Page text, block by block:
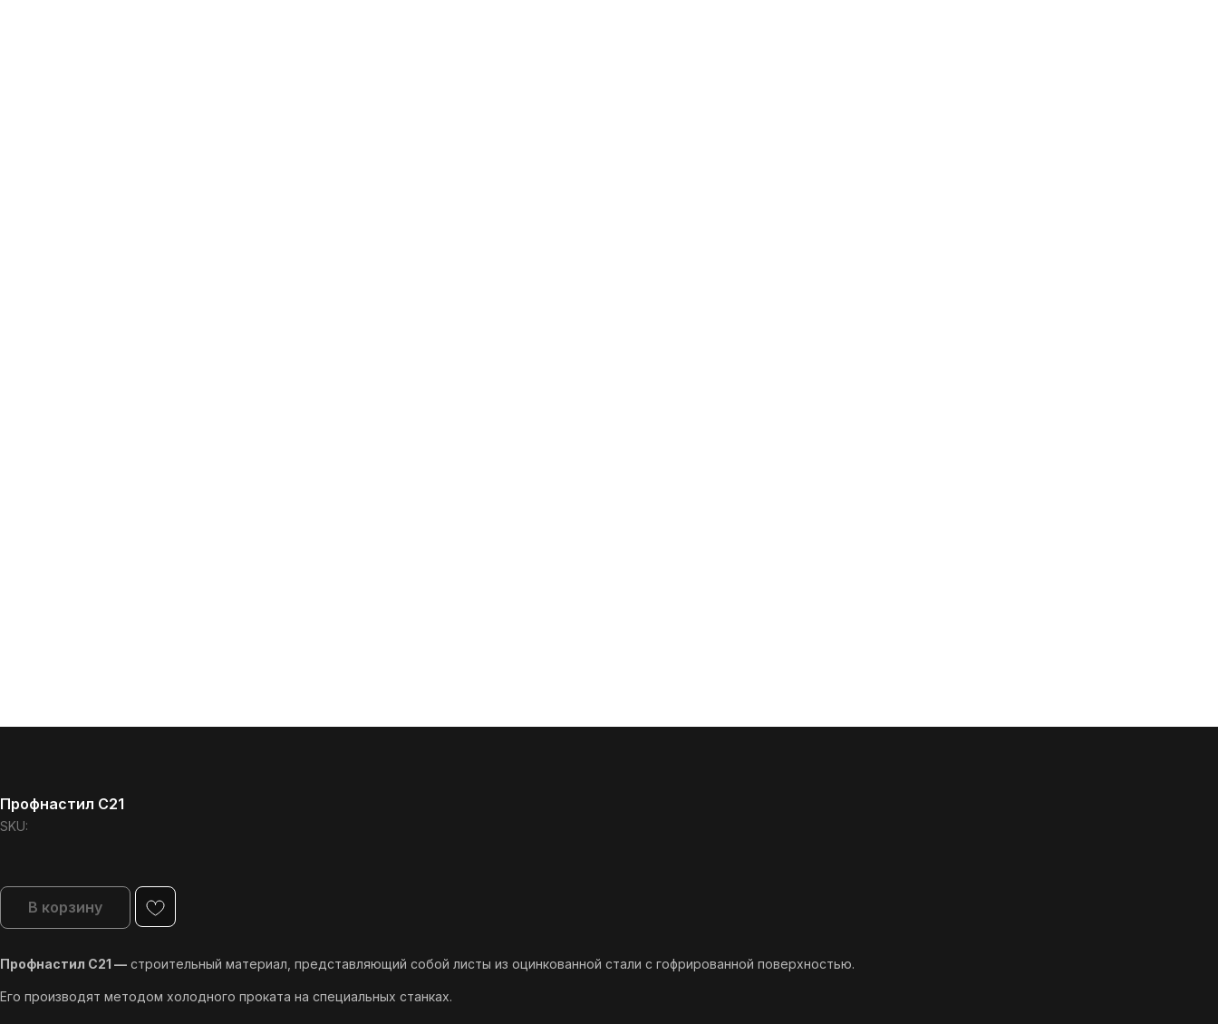
Профнастил C21
SKU:
В корзину
Профнастил С21 — строительный материал, представляющий собой листы из оцинкованной стали с гофрированной поверхностью.
Его производят методом холодного проката на специальных станках.